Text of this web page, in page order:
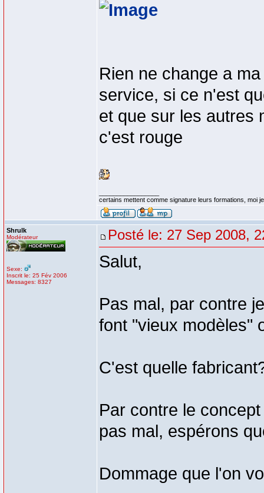
Rien ne change a
service, si ce n'est
et que sur les autres
c'est rouge
certains mettent comme signature leurs formations, moi
Shrulk
Modérateur
Sexe:
Inscrit le: 25 Fév 2006
Messages: 8327
Posté le: 27 Sep 2008,
Salut,
Pas mal, par contre
font "vieux modèles"
C'est quelle
Par contre le
pas mal, espérons
Dommage que l'on